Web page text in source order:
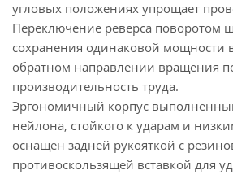
угловых положениях упрощает
Переключение реверса поворотом
сохранения одинаковой мощности
обратном направлении вращения
производительность труда.
Эргономичный корпус
нейлона, стойкого к ударам и
оснащен задней рукояткой с
противоскользящей вставкой для